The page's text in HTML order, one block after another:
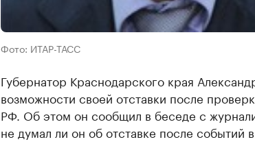
Фото: ИТАР-ТАСС
Губернатор Краснодарского края
возможности своей отставки после
РФ. Об этом он сообщил в беседе с
не думал ли он об отставке после событий